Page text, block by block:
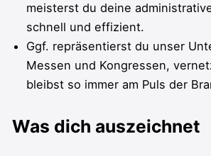
meisterst du deine
schnell und effizient.
Ggf. repräsentierst du unser
Messen und Kongressen,
bleibst so immer am Puls der
Was dich auszeichnet